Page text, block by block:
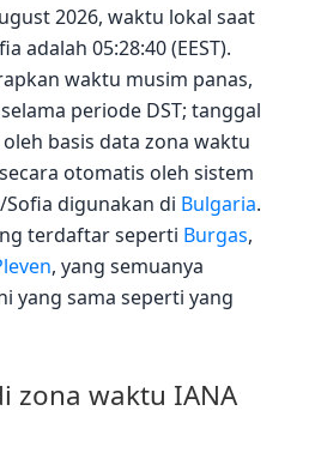
2026, waktu lokal saat
adalah 05:28:40 (EEST).
waktu musim panas,
periode DST; tanggal
basis data zona waktu
otomatis oleh sistem
digunakan di Bulgaria.
terdaftar seperti Burgas,
, yang semuanya
yang sama seperti yang
zona waktu IANA